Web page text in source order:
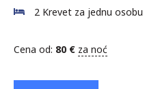
2 Krevet za jednu osobu
Cena od: 80 € za noć